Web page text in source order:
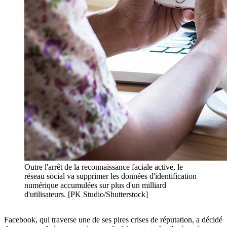
Outre l'arrêt de la reconnaissance faciale active, le
réseau social va supprimer les données d'identification
numérique accumulées sur plus d'un milliard
d'utilisateurs. [PK Studio/Shutterstock]
Facebook, qui traverse une de ses pires crises de réputation, a décidé